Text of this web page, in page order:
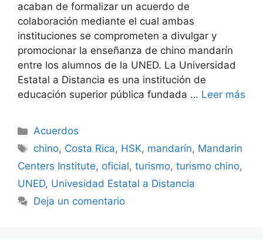
acaban de formalizar un acuerdo de
colaboración mediante el cual ambas
instituciones se comprometen a divulgar y
promocionar la enseñanza de chino mandarín
entre los alumnos de la UNED. La Universidad
Estatal a Distancia es una institución de
educación superior pública fundada … Leer más
Acuerdos
chino, Costa Rica, HSK, mandarín, Mandarin
Centers Institute, oficial, turismo, turismo chino,
UNED, Univesidad Estatal a Distancia
Deja un comentario